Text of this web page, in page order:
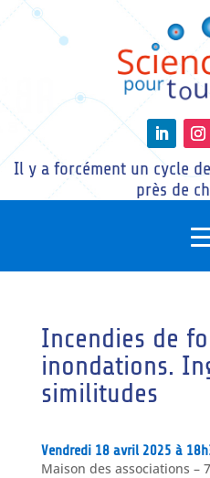
Il y a forcément un cycle
près de
Incendies de
inondations.
similitudes
Vendredi 18 avril 2025 à
Maison des associations –